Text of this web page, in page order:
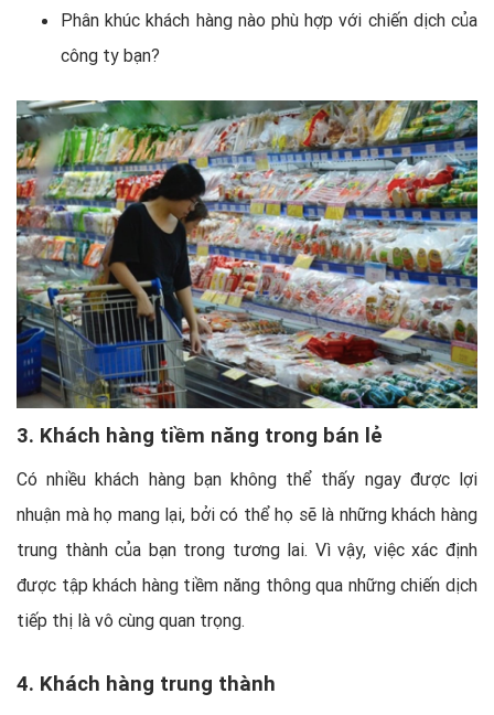
Phân khúc khách hàng nào phù hợp với chiến dịch của
công ty bạn?
3. Khách hàng tiềm năng trong bán lẻ
Có nhiều khách hàng bạn không thể thấy ngay được lợi
nhuận mà họ mang lại, bởi có thể họ sẽ là những khách hàng
trung thành của bạn trong tương lai. Vì vậy, việc xác định
được tập khách hàng tiềm năng thông qua những chiến dịch
tiếp thị là vô cùng quan trọng.
4. Khách hàng trung thành